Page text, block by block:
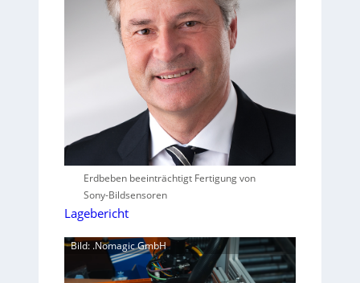
Erdbeben beeinträchtigt Fertigung von
Sony-Bildsensoren
Lagebericht
Bild: .Nomagic GmbH